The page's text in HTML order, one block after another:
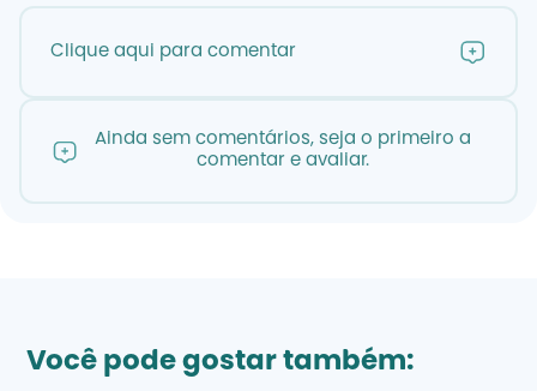
Clique aqui para comentar
Ainda sem comentários, seja o primeiro a
comentar e avaliar.
Você pode gostar também: